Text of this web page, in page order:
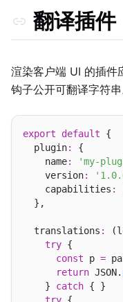
翻译插件
渲染客户端 UI 的插件
钩子公开可翻译字符串
export default {
  plugin
:
{
    name
: 'my-
    version
:
    capabilities
:
  },
  translations
:
try {
const p =
return JSON.
    }
catch { }